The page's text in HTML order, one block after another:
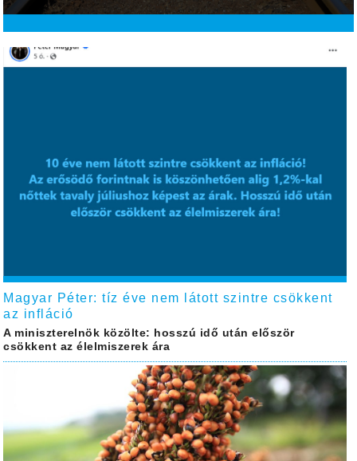
Magyar Péter: tíz éve nem látott szintre csökkent
az infláció
A miniszterelnök közölte: hosszú idő után először
csökkent az élelmiszerek ára